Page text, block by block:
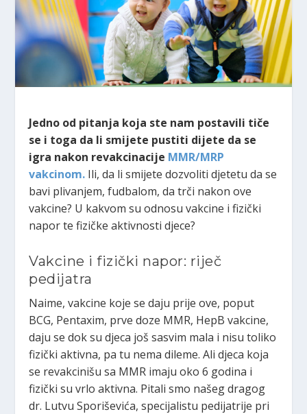
Jedno od pitanja koja ste nam postavili tiče
se i toga da li smijete pustiti dijete da se
igra nakon revakcinacije MMR/MRP
vakcinom. Ili, da li smijete dozvoliti djetetu da se
bavi plivanjem, fudbalom, da trči nakon ove
vakcine? U kakvom su odnosu vakcine i fizički
napor te fizičke aktivnosti djece?
Vakcine i fizički napor: riječ
pedijatra
Naime, vakcine koje se daju prije ove, poput
BCG, Pentaxim, prve doze MMR, HepB vakcine,
daju se dok su djeca još sasvim mala i nisu toliko
fizički aktivna, pa tu nema dileme. Ali djeca koja
se revakcinišu sa MMR imaju oko 6 godina i
fizički su vrlo aktivna. Pitali smo našeg dragog
dr. Lutvu Sporiševića, specijalistu pedijatrije pri